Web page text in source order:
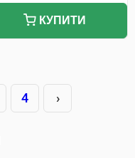
КУПИТИ
4 ›